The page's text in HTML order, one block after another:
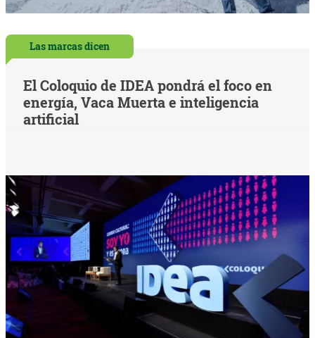
Las marcas dicen
El Coloquio de IDEA pondrá el foco en
energía, Vaca Muerta e inteligencia
artificial